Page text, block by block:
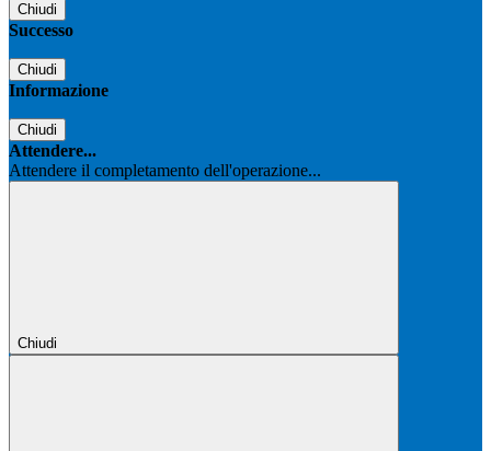
Chiudi
Successo
Chiudi
Informazione
Chiudi
Attendere...
Attendere il completamento dell'operazione...
Chiudi